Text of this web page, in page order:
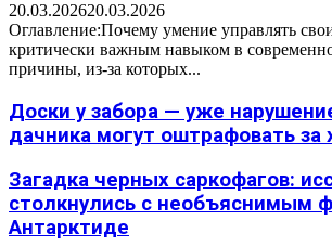
20.03.202620.03.2026
Оглавление:Почему умение управлять
критически важным навыком в
причины, из-за которых...
Доски у забора — уже
дачника могут оштрафовать за
Загадка черных саркофагов:
столкнулись с необъяснимым
Антарктиде